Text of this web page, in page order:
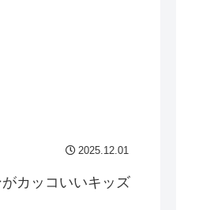
2025.12.01
カッコいいキッズ